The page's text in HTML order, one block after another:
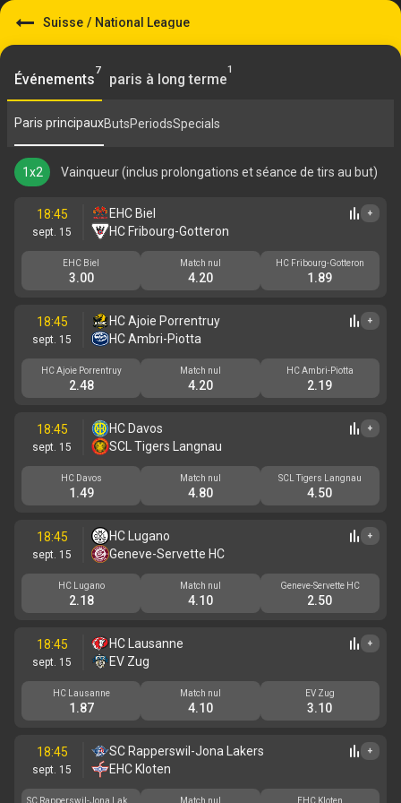
Suisse / National League
Événements
7
paris à long terme
1
Paris principauxButsPeriodsSpecials
1x2 Vainqueur (inclus prolongations et séance de tirs au but)
18:45
sept. 15
EHC Biel
HC Fribourg-Gotteron
+
EHC Biel
3.00
Match nul
4.20
HC Fribourg-Gotteron
1.89
18:45
sept. 15
HC Ajoie Porrentruy
HC Ambri-Piotta
+
HC Ajoie Porrentruy
2.48
Match nul
4.20
HC Ambri-Piotta
2.19
18:45
sept. 15
HC Davos
SCL Tigers Langnau
+
HC Davos
1.49
Match nul
4.80
SCL Tigers Langnau
4.50
18:45
sept. 15
HC Lugano
Geneve-Servette HC
+
HC Lugano
2.18
Match nul
4.10
Geneve-Servette HC
2.50
18:45
sept. 15
HC Lausanne
EV Zug
+
HC Lausanne
1.87
Match nul
4.10
EV Zug
3.10
18:45
sept. 15
SC Rapperswil-Jona Lakers
EHC Kloten
+
SC Rapperswil-Jona Laker Match nul EHC Kloten